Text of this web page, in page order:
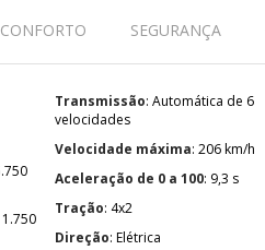
CONFORTO SEGURANÇA
Transmissão: Automática de 6
velocidades
Velocidade máxima : 206 km/h
Aceleração de 0 a 100 : 9,3 s
Tração : 4x2
Direção : Elétrica